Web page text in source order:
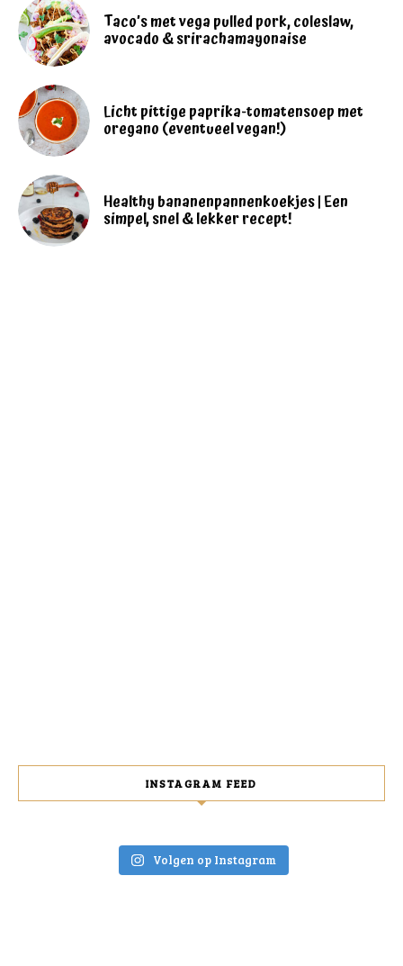
Taco’s met vega pulled pork, coleslaw,
avocado & srirachamayonaise
Licht pittige paprika-tomatensoep met
oregano (eventueel vegan!)
Healthy bananenpannenkoekjes | Een
simpel, snel & lekker recept!
INSTAGRAM FEED
Volgen op Instagram